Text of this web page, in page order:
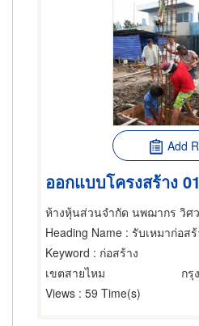
Add
ออกแบบโครงสร้าง 01
ห้างหุ้นส่วนจำกัด นพฌากร วิศ
Heading Name : รับเหมาก่อส
Keyword : ก่อสร้าง
เขตสายไหม
กรุ
Views : 59 Time(s)